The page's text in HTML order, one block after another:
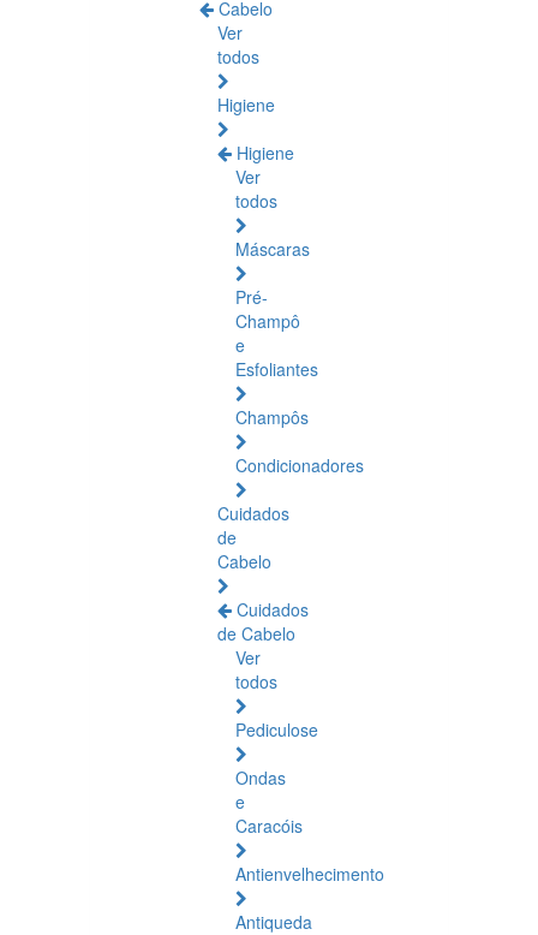
Cabelo
Ver
todos
Higiene
Higiene
Ver
todos
Máscaras
Pré-
Champô
e
Esfoliantes
Champôs
Condicionadores
Cuidados
de
Cabelo
Cuidados
de Cabelo
Ver
todos
Pediculose
Ondas
e
Caracóis
Antienvelhecimento
Antiqueda